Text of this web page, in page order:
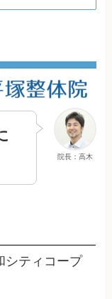
院長：高木
シティコープ